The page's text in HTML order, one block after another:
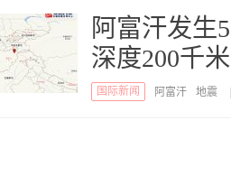
阿富汗发生
深度200千米
国际新闻 阿富汗 地震